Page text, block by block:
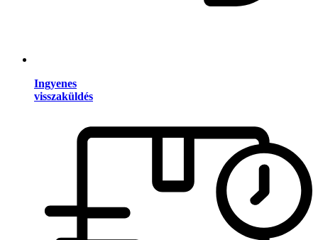
Ingyenes
visszaküldés